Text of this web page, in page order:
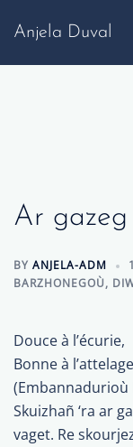
Anjela Duval
Ar gazeg
BY ANJELA-ADM
BARZHONEGOÙ,
Douce à l’écurie,
Bonne à l’attelage
(Embannadurioù
Skuizhañ ‘ra ar
vaget. Re